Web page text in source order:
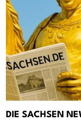
DIE SACHSEN